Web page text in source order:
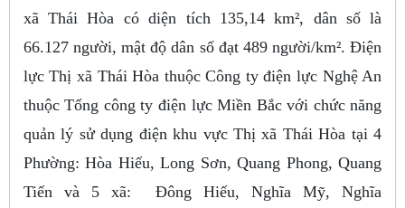
xã Thái Hòa có diện tích 135,14 km², dân số là
66.127 người, mật độ dân số đạt 489 người/km². Điện
lực Thị xã Thái Hòa thuộc Công ty điện lực Nghệ An
thuộc Tổng công ty điện lực Miền Bắc với chức năng
quản lý sử dụng điện khu vực Thị xã Thái Hòa tại 4
Phường: Hòa Hiếu, Long Sơn, Quang Phong, Quang
Tiến và 5 xã: Đông Hiếu, Nghĩa Mỹ, Nghĩa